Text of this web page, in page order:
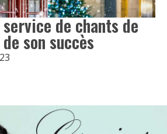
de chants de
son succès